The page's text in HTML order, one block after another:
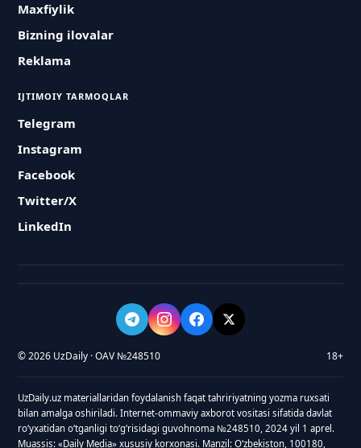
Maxfiylik
Bizning ilovalar
Reklama
IJTIMOIY TARMOQLAR
Telegram
Instagram
Facebook
Twitter/X
LinkedIn
© 2026 UzDaily · OAV №248510 18+
UzDaily.uz materiallaridan foydalanish faqat tahririyatning yozma ruxsati
bilan amalga oshiriladi. Internet-ommaviy axborot vositasi sifatida davlat
roʻyxatidan oʻtganligi toʻgʻrisidagi guvohnoma №248510, 2024 yil 1 aprel.
Muassis: «Daily Media» xususiy korxonasi. Manzil: Oʻzbekiston, 100180,